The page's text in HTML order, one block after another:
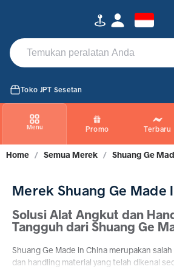
Jual Produk Shuang Ge Made in China
Toko JPT Sesetan
Menu Promo Terbaru
Home / Semua Merek / Shuang Ge
Merek Shuang Ge Made
Solusi Alat Angkut dan
Tangguh dari Shuang Ge
Shuang Ge Made in China merupakan
dan handling material yang telah dikenal